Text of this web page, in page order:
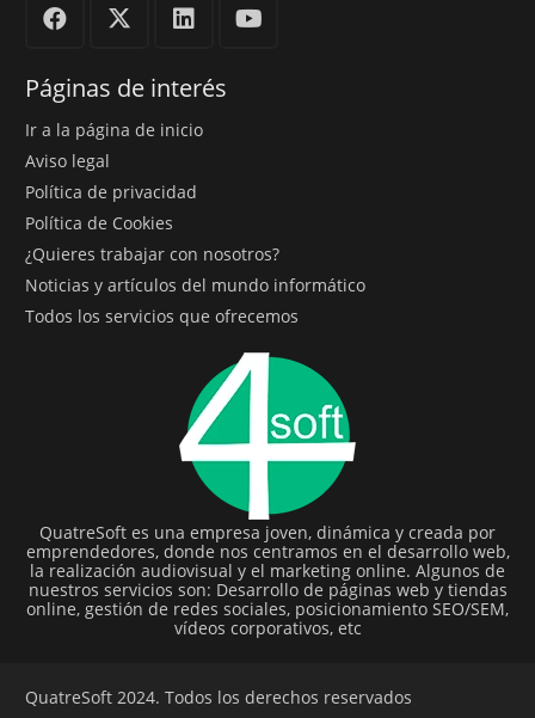
Páginas de interés
Ir a la página de inicio
Aviso legal
Política de privacidad
Política de Cookies
¿Quieres trabajar con nosotros?
Noticias y artículos del mundo informático
Todos los servicios que ofrecemos
QuatreSoft es una empresa joven, dinámica y creada por
emprendedores, donde nos centramos en el desarrollo web,
la realización audiovisual y el marketing online. Algunos de
nuestros servicios son: Desarrollo de páginas web y tiendas
online, gestión de redes sociales, posicionamiento SEO/SEM,
vídeos corporativos, etc
QuatreSoft 2024. Todos los derechos reservados